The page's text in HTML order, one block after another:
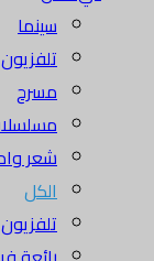
سينما
تلفزيون
مسرح
شعر
الكل
تلفزيون